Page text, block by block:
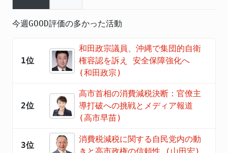
今週GOOD評価の多かった活動
1位
和田政宗議員、沖縄で集団的自衛
権容認を訴え 安全保障強化へ
(和田政宗)
2位
高市首相の消費減税決断：官僚主
導打破への挑戦とメディア報道
(高市早苗)
3位
消費税減税に関する自民党内の動